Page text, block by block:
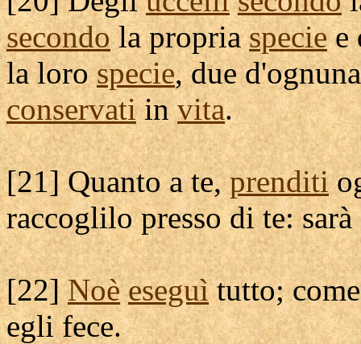
secondola propriaspeciee
la lorospecie, due
conservatiinvita.
[21] Quanto a te,prenditi
raccoglilopresso di te:
[22]Noè eseguìtutto;
egli fece.